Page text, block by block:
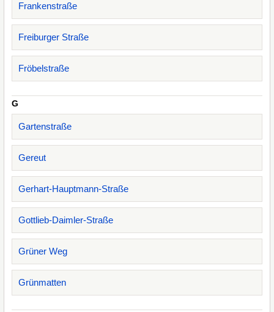
Frankenstraße
Freiburger Straße
Fröbelstraße
G
Gartenstraße
Gereut
Gerhart-Hauptmann-Straße
Gottlieb-Daimler-Straße
Grüner Weg
Grünmatten